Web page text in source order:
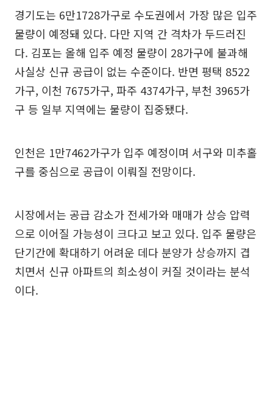
경기도는 6만1728가구로 수도권에서 가장 많은 입주
물량이 예정돼 있다. 다만 지역 간 격차가 두드러진
다. 김포는 올해 입주 예정 물량이 28가구에 불과해
사실상 신규 공급이 없는 수준이다. 반면 평택 8522
가구, 이천 7675가구, 파주 4374가구, 부천 3965가
구 등 일부 지역에는 물량이 집중됐다.
인천은 1만7462가구가 입주 예정이며 서구와 미추홀
구를 중심으로 공급이 이뤄질 전망이다.
시장에서는 공급 감소가 전세가와 매매가 상승 압력
으로 이어질 가능성이 크다고 보고 있다. 입주 물량은
단기간에 확대하기 어려운 데다 분양가 상승까지 겹
치면서 신규 아파트의 희소성이 커질 것이라는 분석
이다.